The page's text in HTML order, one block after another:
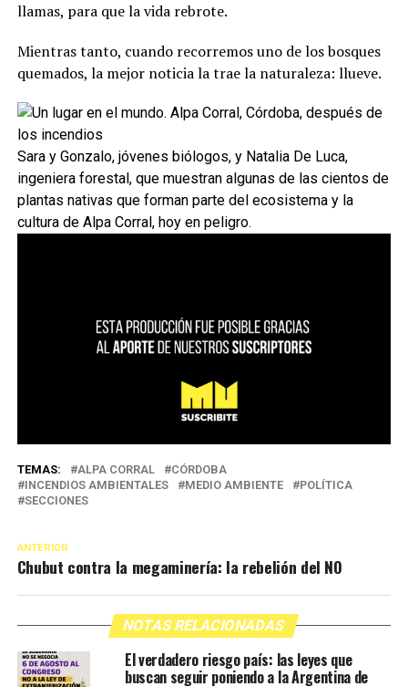
llamas, para que la vida rebrote.
Mientras tanto, cuando recorremos uno de los bosques
quemados, la mejor noticia la trae la naturaleza: llueve.
Sara y Gonzalo, jóvenes biólogos, y Natalia De Luca,
ingeniera forestal, que muestran algunas de las cientos de
plantas nativas que forman parte del ecosistema y la
cultura de Alpa Corral, hoy en peligro.
TEMAS: ALPA CORRAL
CÓRDOBA
INCENDIOS AMBIENTALES
MEDIO AMBIENTE
POLÍTICA
SECCIONES
ANTERIOR
Chubut contra la megaminería: la rebelión del NO
NOTAS RELACIONADAS
El verdadero riesgo país: las leyes que
buscan seguir poniendo a la Argentina de